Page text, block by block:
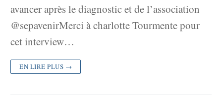
avancer après le diagnostic et de l’association
@sepavenirMerci à charlotte Tourmente pour
cet interview…
EN LIRE PLUS →